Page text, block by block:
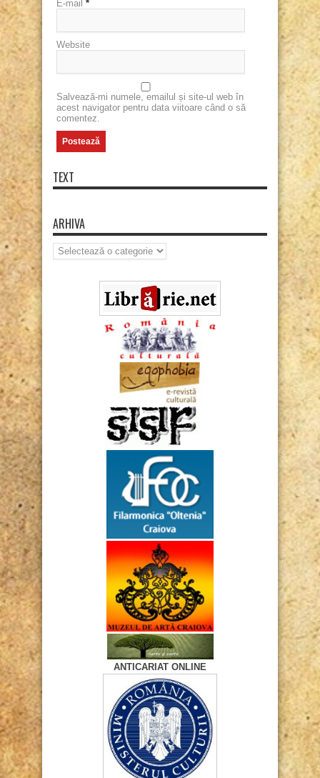
E-mail *
Website
Salvează-mi numele, emailul și site-ul web în
acest navigator pentru data viitoare când o să
comentez.
TEXT
ARHIVA
Arhiva
ANTICARIAT ONLINE